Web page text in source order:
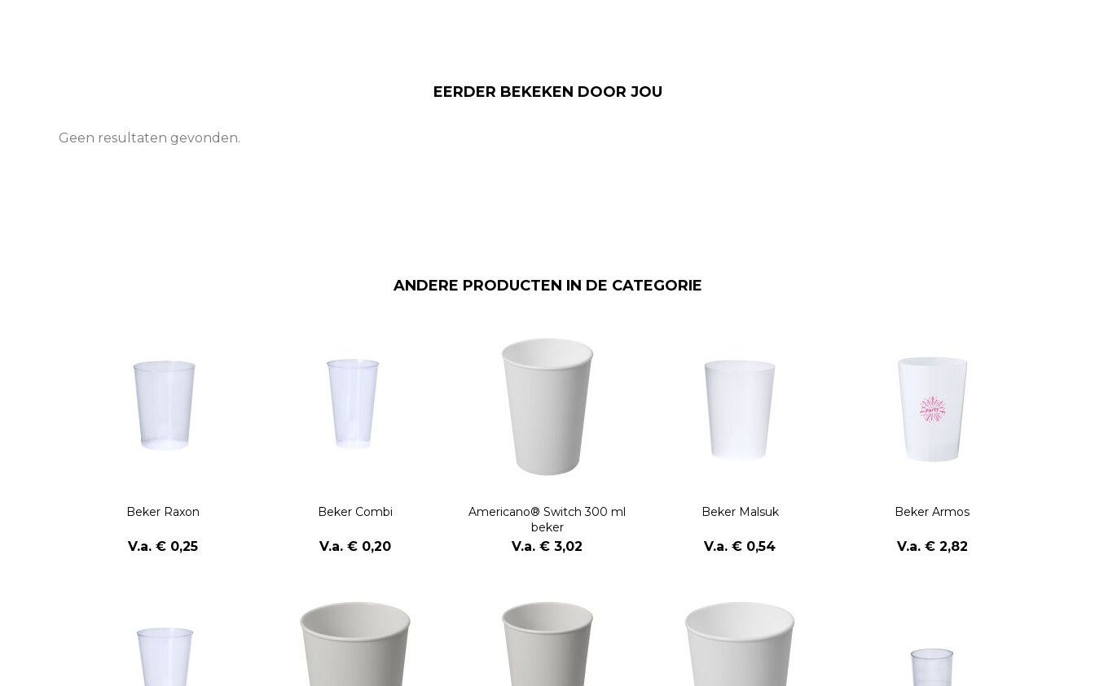
EERDER BEKEKEN DOOR JOU
Geen resultaten gevonden.
ANDERE PRODUCTEN IN DE CATEGORIE
Beker Raxon
V.a. € 0,25
Beker Combi
V.a. € 0,20
Americano® Switch 300 ml
beker
V.a. € 3,02
Beker Malsuk
V.a. € 0,54
Beker Armos
V.a. € 2,82